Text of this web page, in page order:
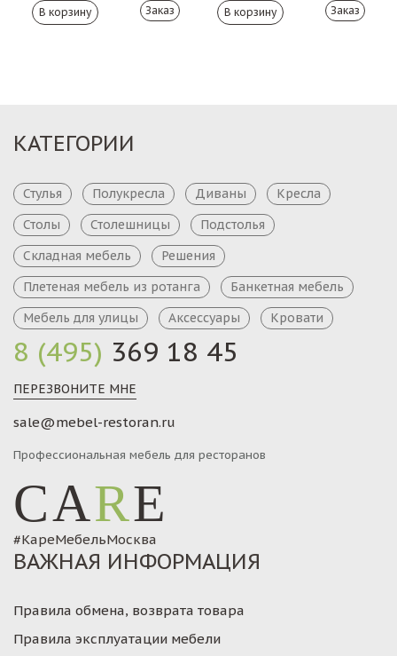
Заказ Заказ
8 (495) 369 18 45
ПЕРЕЗВОНИТЕ МНЕ
sale@mebel-restoran.ru
Профессиональная мебель для ресторанов
CARE
#КареМебельМосква
КАТЕГОРИИ
Стулья Полукресла Диваны
Кресла
Столы
Столешницы
Подстолья
Складная мебель
Решения
Плетеная мебель из ротанга
Банкетная мебель
Мебель для улицы
Аксессуары Кровати
ВАЖНАЯ ИНФОРМАЦИЯ
Правила обмена, возврата товара
Правила эксплуатации мебели